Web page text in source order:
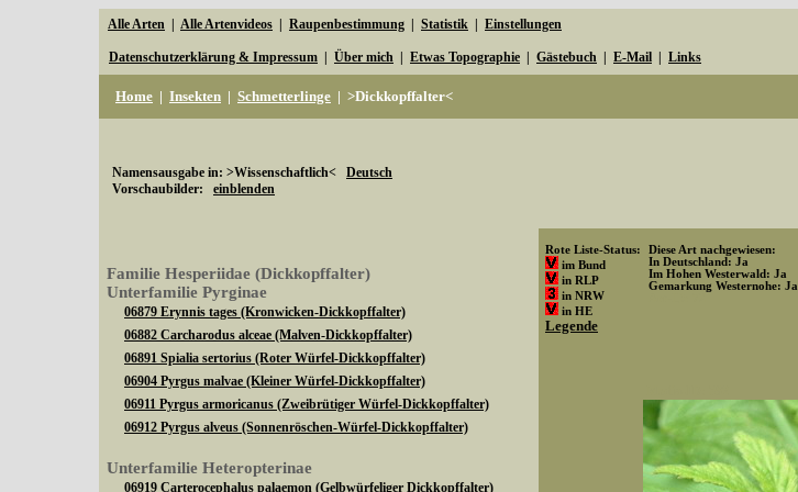
Alle Arten Alle Artenvideos Raupenbestimmung Statistik Einstellungen
Datenschutzerklärung & Impressum Über mich Etwas Topographie Gästebuch E-Mail Links
Home | Insekten | Schmetterlinge | >Dickkopffalter<
Namensausgabe in: >Wissenschaftlich< Deutsch
Vorschaubilder: einblenden
Familie Hesperiidae (Dickkopffalter)
Unterfamilie Pyrginae
06879 Erynnis tages (Kronwicken-Dickkopffalter)
06882 Carcharodus alceae (Malven-Dickkopffalter)
06891 Spialia sertorius (Roter Würfel-Dickkopffalter)
06904 Pyrgus malvae (Kleiner Würfel-Dickkopffalter)
06911 Pyrgus armoricanus (Zweibrütiger Würfel-Dickkopffalter)
06912 Pyrgus alveus (Sonnenröschen-Würfel-Dickkopffalter)
Unterfamilie Heteropterinae
06919 Carterocephalus palaemon (Gelbwürfeliger Dickkopffalter)
Rote Liste-Status:
im Bund
in RLP
in NRW
in HE
Legende
Diese Art nachgewiesen:
In Deutschland: Ja
Im Hohen Westerwald: Ja
Gemarkung Westernohe: Ja